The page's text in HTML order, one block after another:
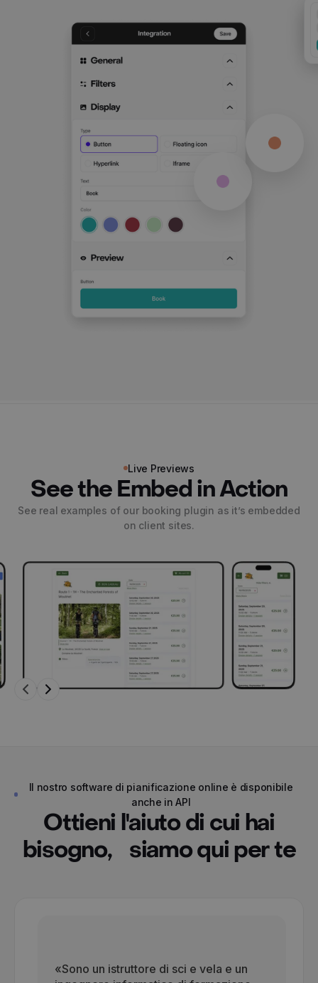
Live Previews
See the Embed in Action
See real examples of our booking plugin as it’s embedded
on client sites.
Il nostro software di pianificazione online è disponibile
anche in API
Ottieni l'aiuto di cui hai
bisogno, siamo qui per te
«Sono un istruttore di sci e vela e un